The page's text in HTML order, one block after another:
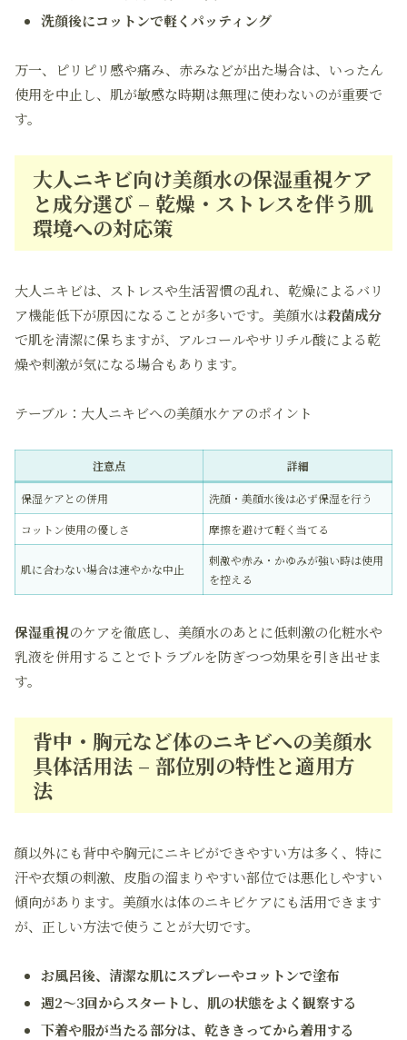
洗顔後にコットンで軽くパッティング
万一、ピリピリ感や痛み、赤みなどが出た場合は、いったん
使用を中止し、肌が敏感な時期は無理に使わないのが重要で
す。
大人ニキビ向け美顔水の保湿重視ケア
と成分選び – 乾燥・ストレスを伴う肌
環境への対応策
大人ニキビは、ストレスや生活習慣の乱れ、乾燥によるバリ
ア機能低下が原因になることが多いです。美顔水は殺菌成分
で肌を清潔に保ちますが、アルコールやサリチル酸による乾
燥や刺激が気になる場合もあります。
テーブル：大人ニキビへの美顔水ケアのポイント
注意点 詳細
保湿ケアとの併用
洗顔・美顔水後は必ず保湿を行う
コットン使用の優しさ
摩擦を避けて軽く当てる
肌に合わない場合は速やかな中止
刺激や赤み・かゆみが強い時は使用
を控える
保湿重視のケアを徹底し、美顔水のあとに低刺激の化粧水や
乳液を併用することでトラブルを防ぎつつ効果を引き出せま
す。
背中・胸元など体のニキビへの美顔水
具体活用法 – 部位別の特性と適用方
法
顔以外にも背中や胸元にニキビができやすい方は多く、特に
汗や衣類の刺激、皮脂の溜まりやすい部位では悪化しやすい
傾向があります。美顔水は体のニキビケアにも活用できます
が、正しい方法で使うことが大切です。
お風呂後、清潔な肌にスプレーやコットンで塗布
週2〜3回からスタートし、肌の状態をよく観察する
下着や服が当たる部分は、乾ききってから着用する